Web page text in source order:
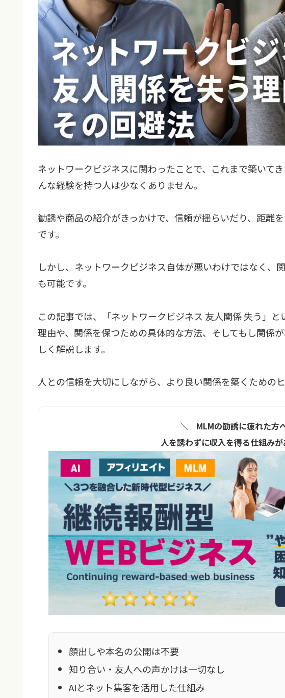
ネットワークビジネスに関わったことで、これまで築いてき
んな経験を持つ人は少なくありません。
勧誘や商品の紹介がきっかけで、信頼が揺らいだり、距離
です。
しかし、ネットワークビジネス自体が悪いわけではなく、
も可能です。
この記事では、「ネットワークビジネス 友人関係 失う」
理由や、関係を保つための具体的な方法、そしてもし関係
しく解説します。
人との信頼を大切にしながら、より良い関係を築くための
＼ MLMの勧誘に疲れた
人を誘わずに収入を得る仕組みが
顔出しや本名の公開は不要
知り合い・友人への声かけは一切なし
AIとネット集客を活用した仕組み